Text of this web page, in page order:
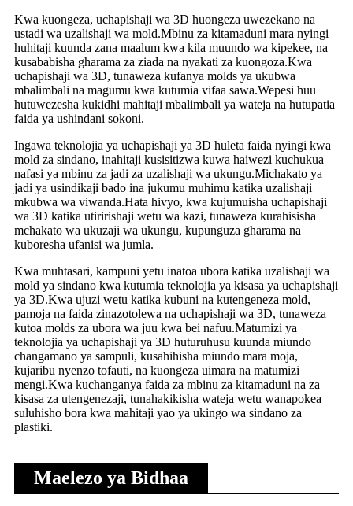
Kwa kuongeza, uchapishaji wa 3D huongeza uwezekano na
ustadi wa uzalishaji wa mold.Mbinu za kitamaduni mara nyingi
huhitaji kuunda zana maalum kwa kila muundo wa kipekee, na
kusababisha gharama za ziada na nyakati za kuongoza.Kwa
uchapishaji wa 3D, tunaweza kufanya molds ya ukubwa
mbalimbali na magumu kwa kutumia vifaa sawa.Wepesi huu
hutuwezesha kukidhi mahitaji mbalimbali ya wateja na hutupatia
faida ya ushindani sokoni.
Ingawa teknolojia ya uchapishaji ya 3D huleta faida nyingi kwa
mold za sindano, inahitaji kusisitizwa kuwa haiwezi kuchukua
nafasi ya mbinu za jadi za uzalishaji wa ukungu.Michakato ya
jadi ya usindikaji bado ina jukumu muhimu katika uzalishaji
mkubwa wa viwanda.Hata hivyo, kwa kujumuisha uchapishaji
wa 3D katika utiririshaji wetu wa kazi, tunaweza kurahisisha
mchakato wa ukuzaji wa ukungu, kupunguza gharama na
kuboresha ufanisi wa jumla.
Kwa muhtasari, kampuni yetu inatoa ubora katika uzalishaji wa
mold ya sindano kwa kutumia teknolojia ya kisasa ya uchapishaji
ya 3D.Kwa ujuzi wetu katika kubuni na kutengeneza mold,
pamoja na faida zinazotolewa na uchapishaji wa 3D, tunaweza
kutoa molds za ubora wa juu kwa bei nafuu.Matumizi ya
teknolojia ya uchapishaji ya 3D huturuhusu kuunda miundo
changamano ya sampuli, kusahihisha miundo mara moja,
kujaribu nyenzo tofauti, na kuongeza uimara na matumizi
mengi.Kwa kuchanganya faida za mbinu za kitamaduni na za
kisasa za utengenezaji, tunahakikisha wateja wetu wanapokea
suluhisho bora kwa mahitaji yao ya ukingo wa sindano za
plastiki.
Maelezo ya Bidhaa